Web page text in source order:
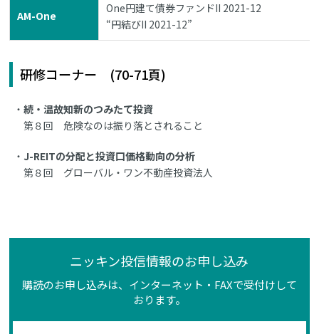
AM-One
One円建て債券ファンドII 2021-12
“円結びII 2021-12”
研修コーナー (70-71頁)
続・温故知新のつみたて投資
第８回 危険なのは振り落とされること
J-REITの分配と投資口価格動向の分析
第８回 グローバル・ワン不動産投資法人
ニッキン投信情報のお申し込み
購読のお申し込みは、インターネット・FAXで受付けして
おります。